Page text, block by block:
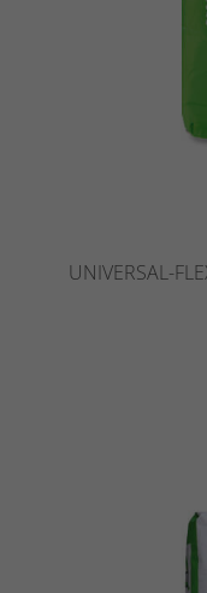
UNIVERSAL-